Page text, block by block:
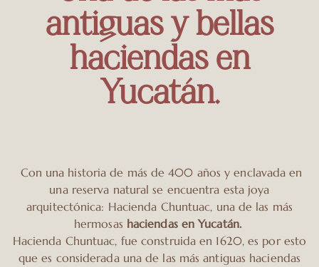
antiguas y bellas
haciendas en
Yucatán.
Con una historia de más de 400 años y enclavada en
una reserva natural se encuentra esta joya
arquitectónica: Hacienda Chuntuac, una de las más
hermosas haciendas en Yucatán.
Hacienda Chuntuac, fue construida en 1620, es por esto
que es considerada una de las más antiguas haciendas